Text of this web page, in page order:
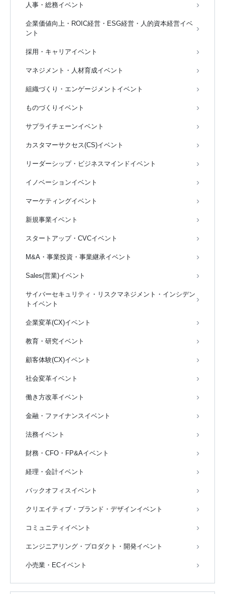
人事・総務イベント
企業価値向上・ROIC経営・ESG経営・人的資本経営イベ
ント
採用・キャリアイベント
マネジメント・人材育成イベント
組織づくり・エンゲージメントイベント
ものづくりイベント
サプライチェーンイベント
カスタマーサクセス(CS)イベント
リーダーシップ・ビジネスマインドイベント
イノベーションイベント
マーケティングイベント
新規事業イベント
スタートアップ・CVCイベント
M&A・事業投資・事業継承イベント
Sales(営業)イベント
サイバーセキュリティ・リスクマネジメント・インシデン
トイベント
企業変革(CX)イベント
教育・研究イベント
顧客体験(CX)イベント
社会変革イベント
働き方改革イベント
金融・ファイナンスイベント
法務イベント
財務・CFO・FP&Aイベント
経理・会計イベント
バックオフィスイベント
クリエイティブ・ブランド・デザインイベント
コミュニティイベント
エンジニアリング・プロダクト・開発イベント
小売業・ECイベント